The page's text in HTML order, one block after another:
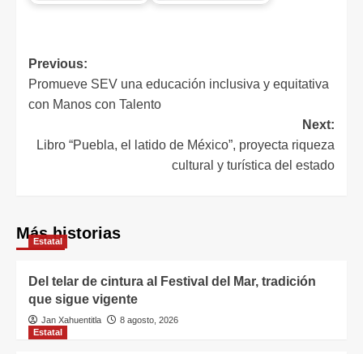
Previous:
Promueve SEV una educación inclusiva y equitativa
con Manos con Talento
Next:
Libro “Puebla, el latido de México”, proyecta riqueza
cultural y turística del estado
Más historias
Estatal
Del telar de cintura al Festival del Mar, tradición
que sigue vigente
Jan Xahuentitla
8 agosto, 2026
Estatal